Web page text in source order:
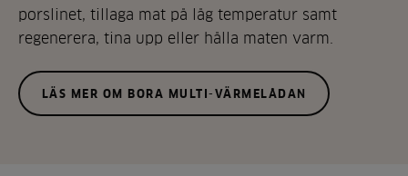
porslinet, tillaga mat på låg temperatur samt
regenerera, tina upp eller hålla maten varm.
LÄS MER OM BORA MULTI-VÄRMELÅDAN